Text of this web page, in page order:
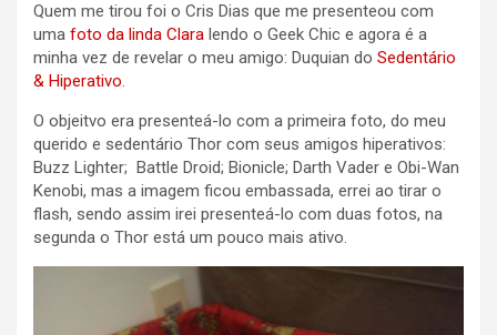
Quem me tirou foi o Cris Dias que me presenteou com
uma foto da linda Clara lendo o Geek Chic e agora é a
minha vez de revelar o meu amigo: Duquian do Sedentário
& Hiperativo.
O objeitvo era presenteá-lo com a primeira foto, do meu
querido e sedentário Thor com seus amigos hiperativos:
Buzz Lighter; Battle Droid; Bionicle; Darth Vader e Obi-Wan
Kenobi, mas a imagem ficou embassada, errei ao tirar o
flash, sendo assim irei presenteá-lo com duas fotos, na
segunda o Thor está um pouco mais ativo.